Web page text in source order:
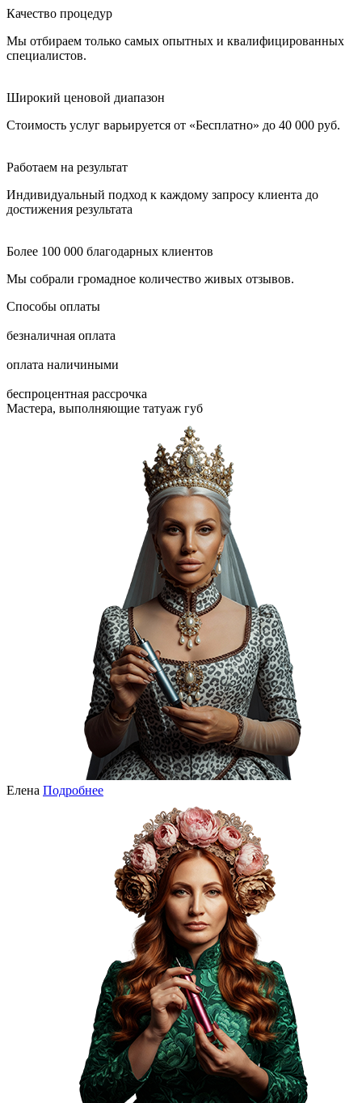
Качество процедур
Мы отбираем только самых опытных и квалифицированных
специалистов.
Широкий ценовой диапазон
Стоимость услуг варьируется от «Бесплатно» до 40 000 руб.
Работаем на результат
Индивидуальный подход к каждому запросу клиента до
достижения результата
Более 100 000 благодарных клиентов
Мы собрали громадное количество живых отзывов.
Способы оплаты
безналичная оплата
оплата наличиными
беспроцентная рассрочка
Мастера, выполняющие татуаж губ
Елена Подробнее